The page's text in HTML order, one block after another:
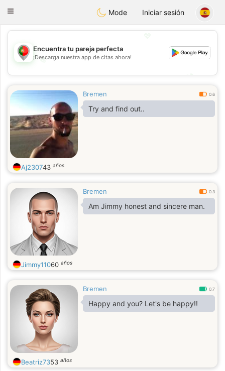
namoroPortugues
Toggle
Mode Iniciar sesión
💖
💕
Encuentra tu pareja perfecta
¡Descarga nuestra app de citas ahora!
Bremen 0.6
Try and find out..
Aj230743 años
Bremen 0.3
Am Jimmy honest and sincere man.
Jimmy11060 años
Bremen 0.7
Happy and you? Let's be happy!!
Beatriz7353 años